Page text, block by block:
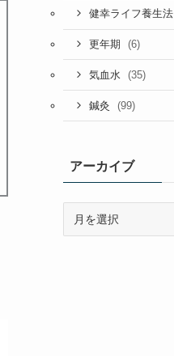
健幸ライフ養生法
更年期 (6)
気血水 (35)
鍼灸 (99)
アーカイブ